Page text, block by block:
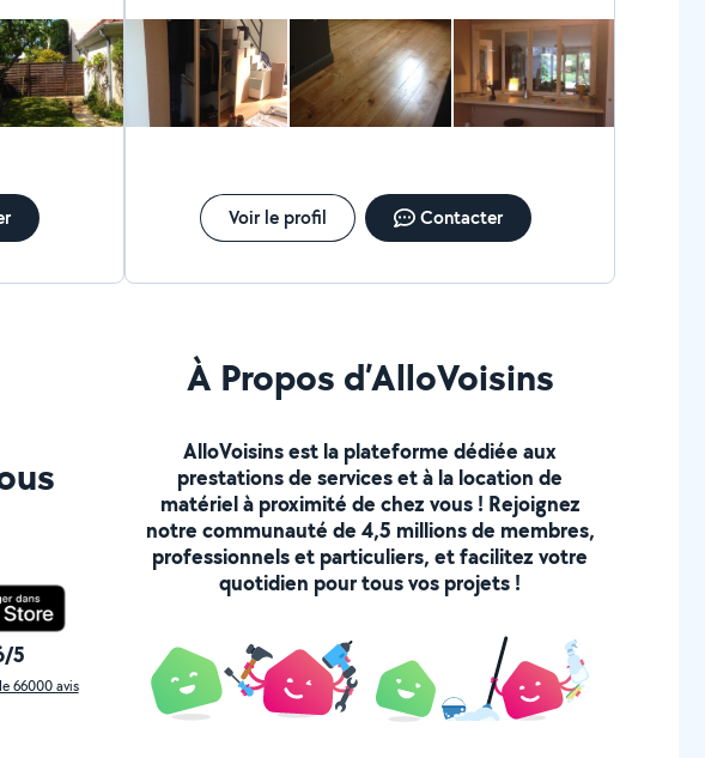
appels, volontairement. Attitude irrespectueuse et déplorable.
A FUIR
Voir le profil Contacter
5
66000 avis
À Propos d’AlloVoisins
AlloVoisins est la plateforme dédiée aux
prestations de services et à la location de
matériel à proximité de chez vous ! Rejoignez
notre communauté de 4,5 millions de membres,
professionnels et particuliers, et facilitez votre
quotidien pour tous vos projets !